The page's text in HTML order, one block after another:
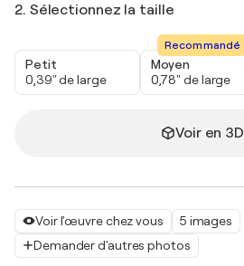
Voir l'œuvre chez vous
5 images
Demander d'autres photos
2. Sélectionnez la taille
Petit
0,39" de large
Recommandé
Moyen
0,78" de large
Voir en 3D